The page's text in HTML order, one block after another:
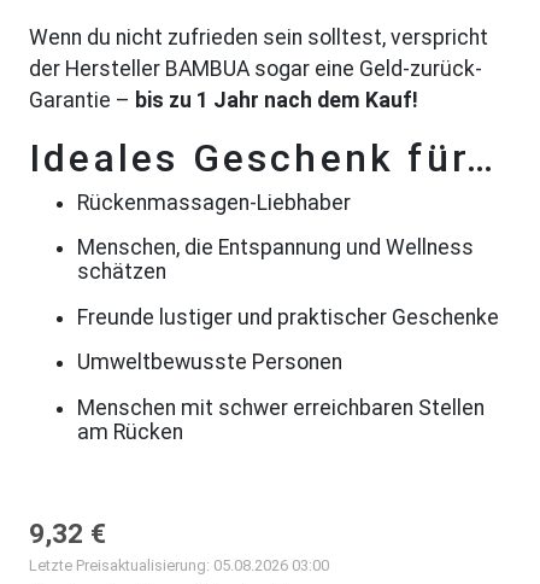
Wenn du nicht zufrieden sein solltest, verspricht
der Hersteller BAMBUA sogar eine Geld-zurück-
Garantie – bis zu 1 Jahr nach dem Kauf!
Ideales Geschenk für…
Rückenmassagen-Liebhaber
Menschen, die Entspannung und Wellness
schätzen
Freunde lustiger und praktischer Geschenke
Umweltbewusste Personen
Menschen mit schwer erreichbaren Stellen
am Rücken
9,32 €
Letzte Preisaktualisierung: 05.08.2026 03:00